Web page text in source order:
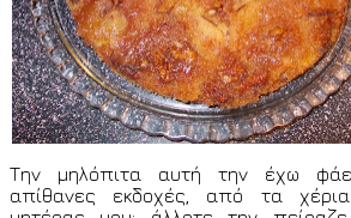
Την μηλόπιτα αυτή την έχω
απίθανες εκδοχές, από τα